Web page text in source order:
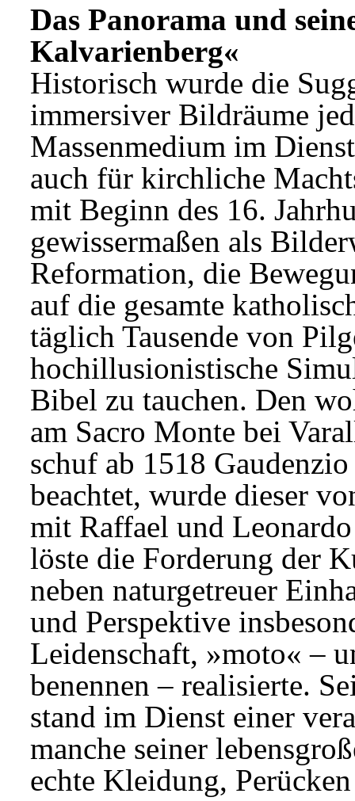
Das Panorama und
Kalvarienberg«
Historisch wurde die
immersiver Bildräume
Massenmedium im
auch für kirchliche
mit Beginn des 16.
gewissermaßen als
Reformation, die
auf die gesamte
täglich Tausende von
hochillusionistische
Bibel zu tauchen. Den
am Sacro Monte bei
schuf ab 1518
beachtet, wurde dieser
mit Raffael und
löste die Forderung der
neben naturgetreuer
und Perspektive
Leidenschaft, »moto« –
benennen – realisierte.
stand im Dienst einer
manche seiner
echte Kleidung,